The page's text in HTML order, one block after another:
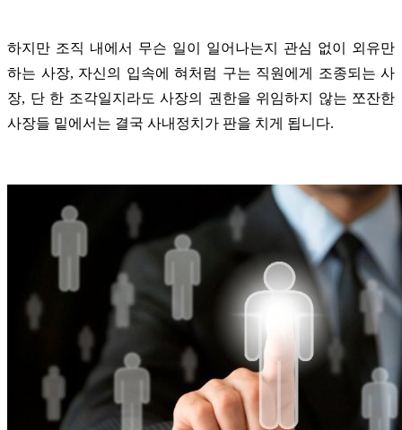
하지만 조직 내에서 무슨 일이 일어나는지 관심 없이 외유만
하는 사장, 자신의 입속에 혀처럼 구는 직원에게 조종되는 사
장, 단 한 조각일지라도 사장의 권한을 위임하지 않는 쪼잔한
사장들 밑에서는 결국 사내정치가 판을 치게 됩니다.